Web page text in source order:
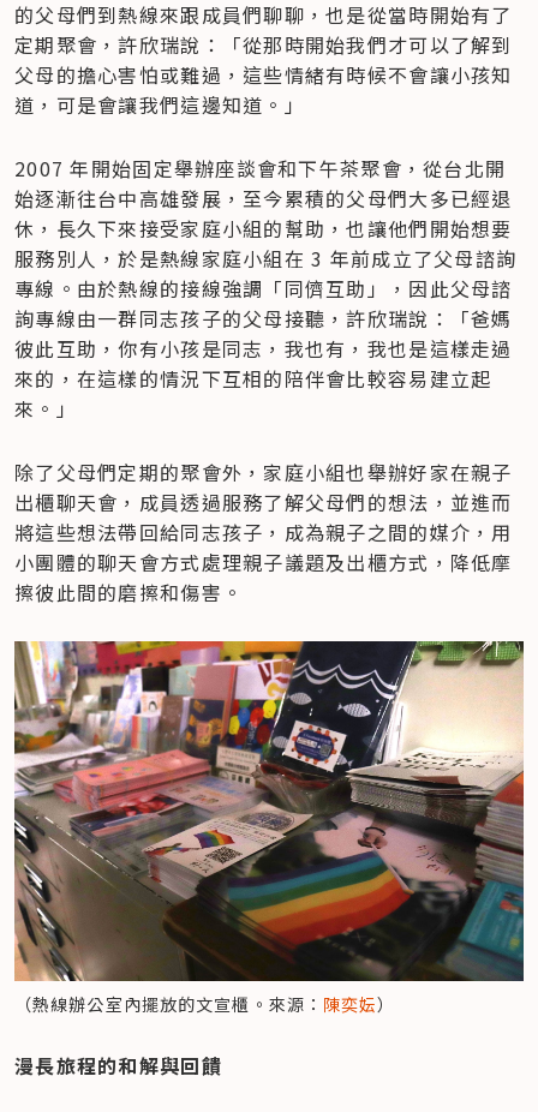
的父母們到熱線來跟成員們聊聊，也是從當時開始有了
定期聚會，許欣瑞說：「從那時開始我們才可以了解到
父母的擔心害怕或難過，這些情緒有時候不會讓小孩知
道，可是會讓我們這邊知道。」
2007 年開始固定舉辦座談會和下午茶聚會，從台北開
始逐漸往台中高雄發展，至今累積的父母們大多已經退
休，長久下來接受家庭小組的幫助，也讓他們開始想要
服務別人，於是熱線家庭小組在 3 年前成立了父母諮詢
專線。由於熱線的接線強調「同儕互助」，因此父母諮
詢專線由一群同志孩子的父母接聽，許欣瑞說：「爸媽
彼此互助，你有小孩是同志，我也有，我也是這樣走過
來的，在這樣的情況下互相的陪伴會比較容易建立起
來。」
除了父母們定期的聚會外，家庭小組也舉辦好家在親子
出櫃聊天會，成員透過服務了解父母們的想法，並進而
將這些想法帶回給同志孩子，成為親子之間的媒介，用
小團體的聊天會方式處理親子議題及出櫃方式，降低摩
擦彼此間的磨擦和傷害。
（熱線辦公室內擺放的文宣櫃。來源： 陳奕妘）
漫長旅程的和解與回饋